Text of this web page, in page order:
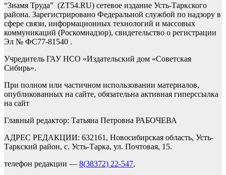
“Знамя Труда” (ZT54.RU) сетевое издание Усть-Таркского
района. Зарегистрировано Федеральной службой по надзору в
сфере связи, информационных технологий и массовых
коммуникаций (Роскомнадзор), свидетельство о регистрации
Эл № ФС77-81540 .
Учредитель ГАУ НСО «Издательский дом «Советская
Сибирь».
При полном или частичном использовании материалов,
опубликованных на сайте, обязательна активная гиперссылка
на сайт
Главный редактор: Татьяна Петровна РАБОЧЕВА
АДРЕС РЕДАКЦИИ: 632161, Новосибирская область, Усть-
Таркский район, с. Усть-Тарка, ул. Почтовая, 15.
телефон редакции — 8(38372) 22-547,